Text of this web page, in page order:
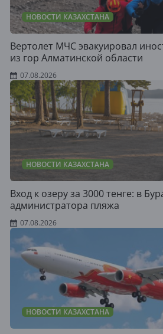
НОВОСТИ КАЗАХСТАНА
Вертолет МЧС эвакуировал
из гор Алматинской области
07.08.2026
НОВОСТИ КАЗАХСТАНА
Вход к озеру за 3000 тенге: в
администратора пляжа
07.08.2026
НОВОСТИ КАЗАХСТАНА